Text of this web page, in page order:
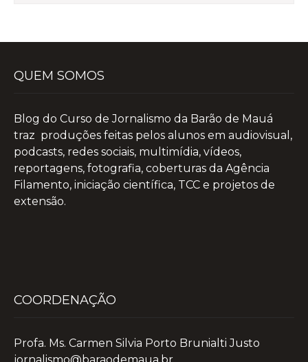
QUEM SOMOS
Blog do Curso de Jornalismo da Barão de Mauá
traz produções feitas pelos alunos em audiovisual,
podcasts, redes sociais, multimídia, vídeos,
reportagens, fotografia, coberturas da Agência
Filamento, iniciação científica, TCC e projetos de
extensão.
COORDENAÇÃO
Profa. Ms. Carmen Silvia Porto Brunialti Justo
jornalismo@baraodemaua.br